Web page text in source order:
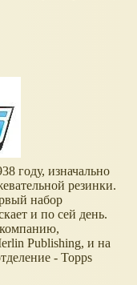
году, изначально
резинки.
набор
и по сей день.
Publishing, и на
- Topps